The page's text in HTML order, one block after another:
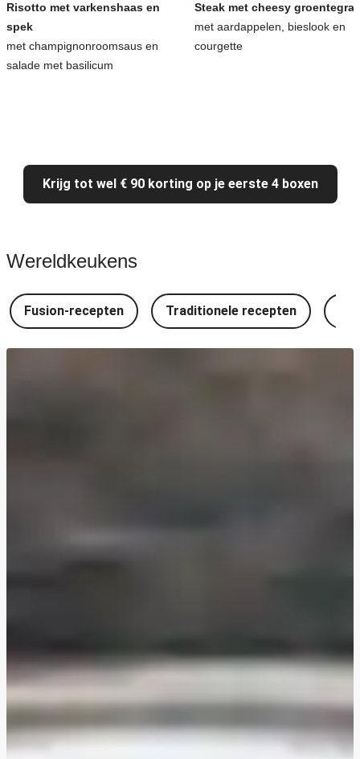
Risotto met varkenshaas en
spek
met champignonroomsaus en
salade met basilicum
Steak met cheesy
met aardappelen, bieslook en
courgette
Krijg tot wel € 90 korting op je eerste 4 boxen
Wereldkeukens
Fusion-recepten Traditionele recepten